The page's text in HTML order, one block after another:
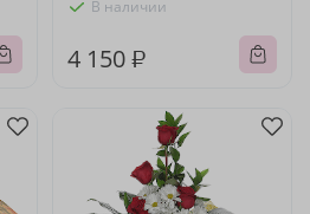
В наличии
4 150 ₽